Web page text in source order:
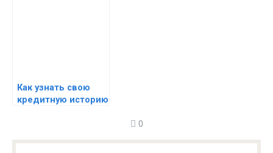
Как узнать свою
кредитную историю
0